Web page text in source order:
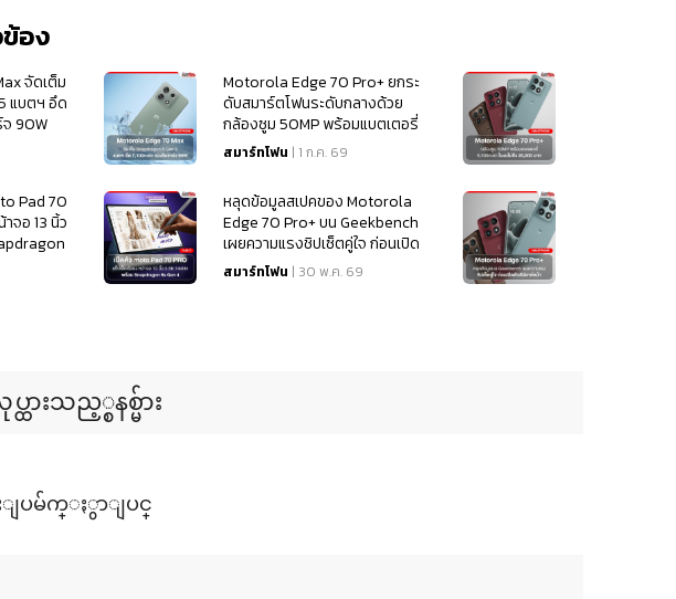
อง
จัดเต็ม
แบตฯ อึด
90W
Motorola Edge 70 Pro+ ยกระ
ดับสมาร์ตโฟนระดับกลางด้วย
กล้องซูม 50MP พร้อมแบตเตอรี่
6,500mAh ในงบไม่ถึง 20,000
สมาร์ทโฟน | 1 ก.ค. 69
Pad 70
จอ 13 นิ้ว
หลุดข้อมูลสเปคของ Motorola
Edge 70 Pro+ บน Geekbench
เผยความแรงชิปเซ็ตคู่ใจ ก่อนเปิด
ตัวสัปดาห์หน้า
สมาร์ทโฟน | 30 พ.ค. 69
ားသည့္စနစ္မ်ား
ျပမ်က္ႏွာျပင္